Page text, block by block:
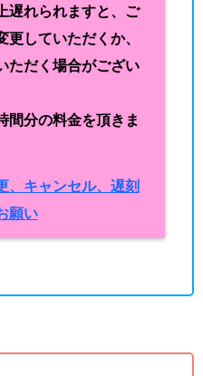
遅れられますと、ご
していただくか、
ただく場合がござい
間分の料金を頂きま
、キャンセル、遅刻
願い